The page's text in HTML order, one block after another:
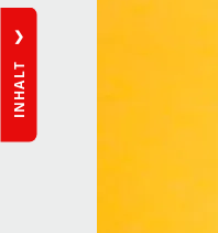
INHALT